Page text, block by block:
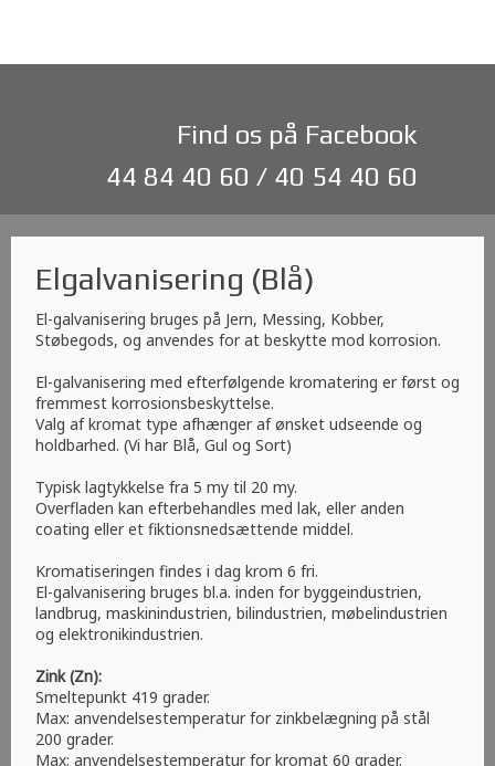
Find os på Facebook
44 84 40 60 / 40 54 40 60
Elgalvanisering (Blå)
El-galvanisering bruges på Jern, Messing, Kobber,
Støbegods, og anvendes for at beskytte mod korrosion.
El-galvanisering med efterfølgende kromatering er først og
fremmest korrosionsbeskyttelse.
Valg af kromat type afhænger af ønsket udseende og
holdbarhed. (Vi har Blå, Gul og Sort)
Typisk lagtykkelse fra 5 my til 20 my.
Overfladen kan efterbehandles med lak, eller anden
coating eller et fiktionsnedsættende middel.
Kromatiseringen findes i dag krom 6 fri.
El-galvanisering bruges bl.a. inden for byggeindustrien,
landbrug, maskinindustrien, bilindustrien, møbelindustrien
og elektronikindustrien.
Zink (Zn):
Smeltepunkt 419 grader.
Max: anvendelsestemperatur for zinkbelægning på stål
200 grader.
Max: anvendelsestemperatur for kromat 60 grader.